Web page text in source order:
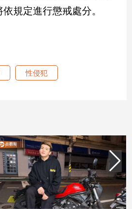
規定進行懲戒處分。
性侵犯